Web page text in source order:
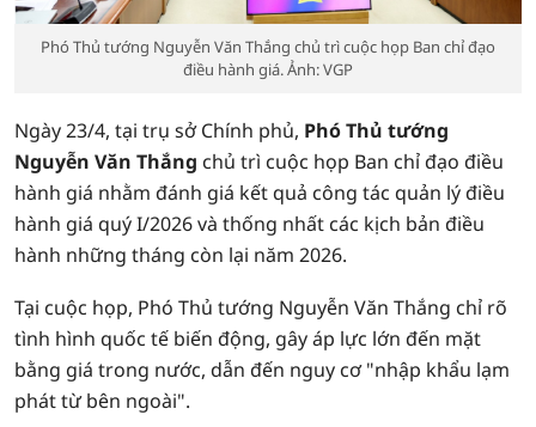
Phó Thủ tướng Nguyễn Văn Thắng chủ trì cuộc họp Ban chỉ đạo
điều hành giá. Ảnh: VGP
Ngày 23/4, tại trụ sở Chính phủ, Phó Thủ tướng
Nguyễn Văn Thắng chủ trì cuộc họp Ban chỉ đạo điều
hành giá nhằm đánh giá kết quả công tác quản lý điều
hành giá quý I/2026 và thống nhất các kịch bản điều
hành những tháng còn lại năm 2026.
Tại cuộc họp, Phó Thủ tướng Nguyễn Văn Thắng chỉ rõ
tình hình quốc tế biến động, gây áp lực lớn đến mặt
bằng giá trong nước, dẫn đến nguy cơ "nhập khẩu lạm
phát từ bên ngoài".